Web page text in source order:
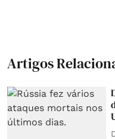
Artigos